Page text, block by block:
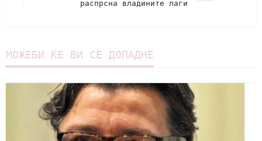
распрсна владините лаги
МОЖЕБИ ЌЕ ВИ СЕ ДОПАДНЕ